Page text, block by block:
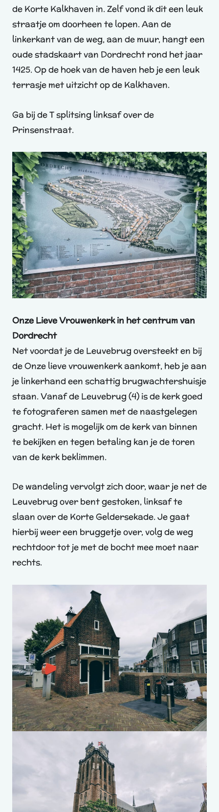
de Korte Kalkhaven in. Zelf vond ik dit een leuk
straatje om doorheen te lopen. Aan de
linkerkant van de weg, aan de muur, hangt een
oude stadskaart van Dordrecht rond het jaar
1425. Op de hoek van de haven heb je een leuk
terrasje met uitzicht op de Kalkhaven.
Ga bij de T splitsing linksaf over de
Prinsenstraat.
Onze Lieve Vrouwenkerk in het centrum van
Dordrecht
Net voordat je de Leuvebrug oversteekt en bij
de Onze lieve vrouwenkerk aankomt, heb je aan
je linkerhand een schattig brugwachtershuisje
staan. Vanaf de Leuvebrug (4) is de kerk goed
te fotograferen samen met de naastgelegen
gracht. Het is mogelijk om de kerk van binnen
te bekijken en tegen betaling kan je de toren
van de kerk beklimmen.
De wandeling vervolgt zich door, waar je net de
Leuvebrug over bent gestoken, linksaf te
slaan over de Korte Geldersekade. Je gaat
hierbij weer een bruggetje over, volg de weg
rechtdoor tot je met de bocht mee moet naar
rechts.